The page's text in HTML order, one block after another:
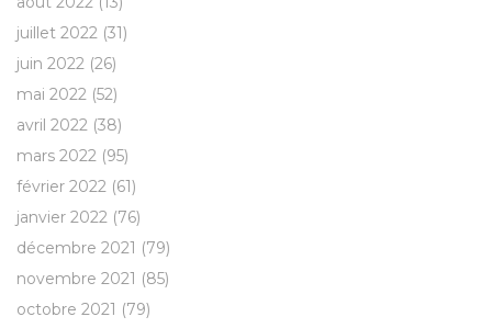
juillet 2022 (31)
juin 2022 (26)
mai 2022 (52)
avril 2022 (38)
mars 2022 (95)
février 2022 (61)
janvier 2022 (76)
décembre 2021 (79)
novembre 2021 (85)
octobre 2021 (79)